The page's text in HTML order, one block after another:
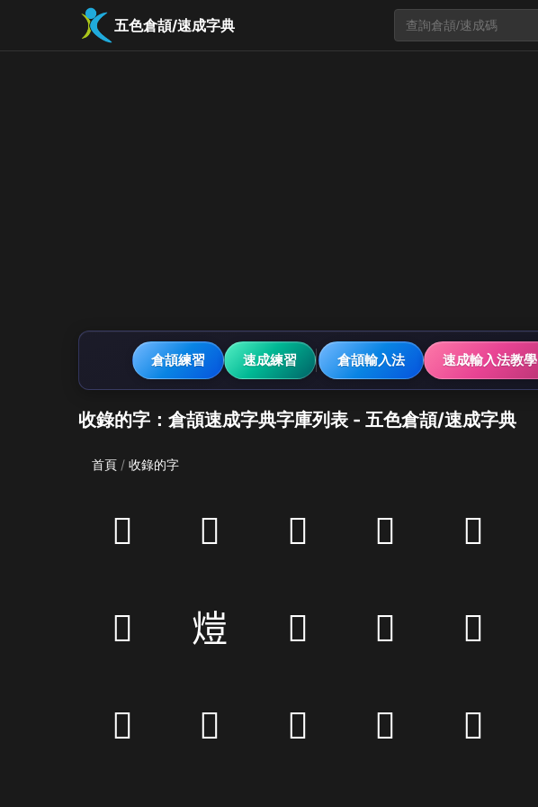
五色倉頡/速成字典
倉頡練習 速成練習 倉頡輸入法 速成輸入法教學
收錄的字：倉頡速成字典字庫列表 - 五色倉頡/速成字典
首頁 收錄的字
𨅘 𨤚 𩒽 𩃜 𩢞
𣽧 𤍈 𣮆 𣞥 𣏄
𥚴 𤍏 𤜰 𣽮 𣮍